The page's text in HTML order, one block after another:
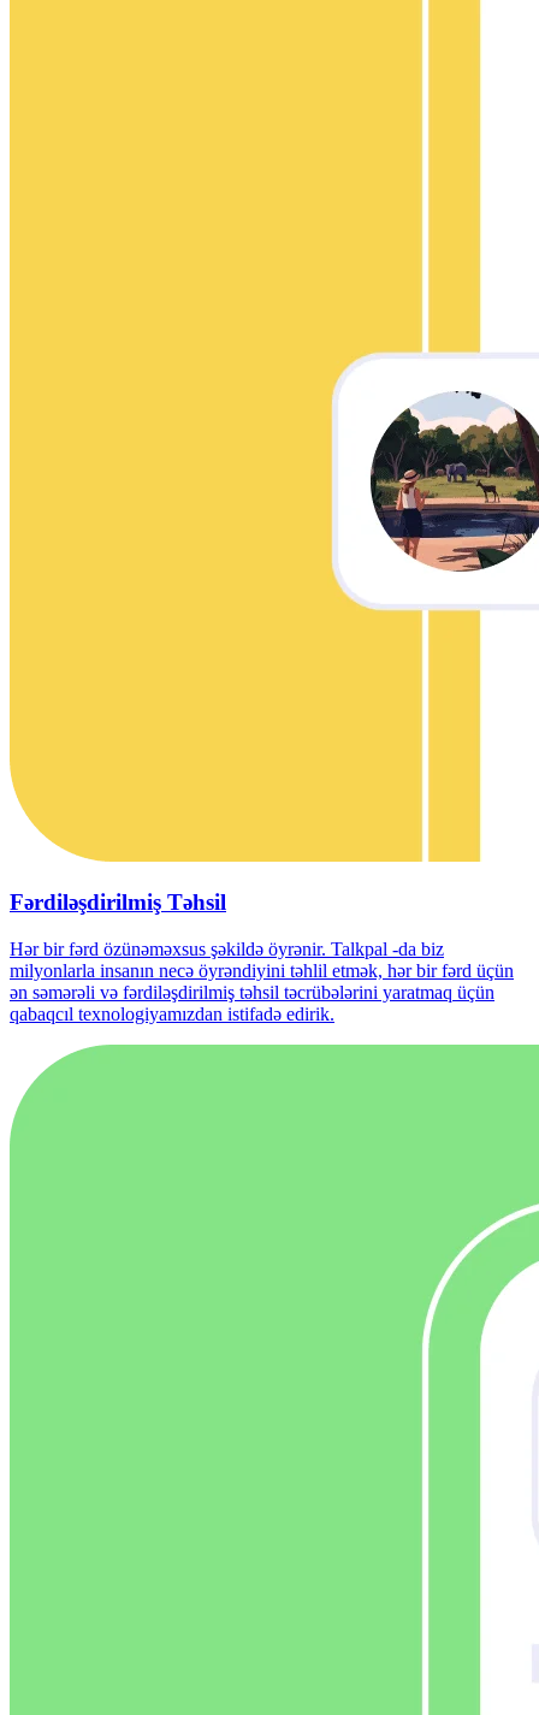
Fərdiləşdirilmiş Təhsil
Hər bir fərd özünəməxsus şəkildə öyrənir. Talkpal -da biz
milyonlarla insanın necə öyrəndiyini təhlil etmək, hər bir fərd üçün
ən səmərəli və fərdiləşdirilmiş təhsil təcrübələrini yaratmaq üçün
qabaqcıl texnologiyamızdan istifadə edirik.